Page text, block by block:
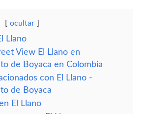
ocultar
Llano
View El Llano en
de Boyaca en Colombia
con El Llano -
de Boyaca
El Llano